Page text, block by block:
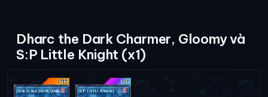
Dharc the Dark Charmer, Gloomy và
S:P Little Knight (x1)